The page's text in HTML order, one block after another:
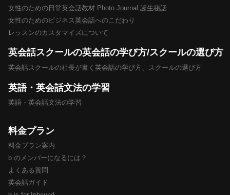
女性のための日常英会話教材 Photo Journal 誕生秘話
女性のためのビジネス英会話へのこだわり
レッスンのカスタマイズについて
英会話スクールの英会話の学び方/スクールの選び方
英会話スクールの社長が書く英会話の学び方、スクールの選び方
英語・英会話文法の学習
英語・英会話文法の学習
料金プラン
料金プラン案内
b のメンバーになるには？
よくある質問
英会話ガイド